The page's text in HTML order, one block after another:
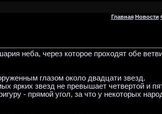
Главная Новости
неба, через которое проходят обе
глазом около двадцати звезд.
ярких звезд не превышает четвертой и
- прямой угол, за что у некоторых